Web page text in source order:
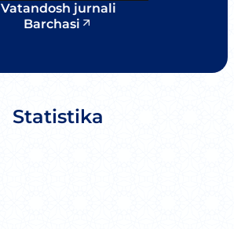
Vatandosh jurnali
Barchasi
Statistika